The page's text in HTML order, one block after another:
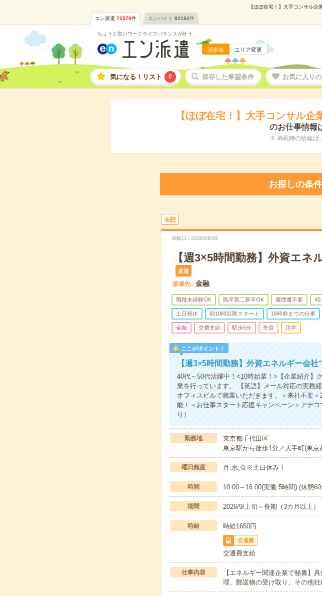
【ほぼ在宅！】大手コンサル
エン派遣 71570件 エンバイト 82182件
ちょうど良いワークライフバランスが叶う
関東版 エリア変更
気になる！リスト 0 保存した希望条件 お気に入り
【ほぼ在宅！】大手コンサル
のお仕事情報
※ 掲載時の情報は
お探しの条
未読
掲載日 2026/08/09
【週3×5時間勤務】外資エネ
派遣
派遣先 金融
職種未経験OK 既卒第二新卒OK 履歴書不要 40
土日祝休 朝10時以降スタート 16時前までの仕事
金融 交費支給 駅歩5分 外資 語学
ここがポイント！
【週3×5時間勤務】外資エネルギー会社
40代～50代活躍中！<10時始業！>【企業紹介】
業を行っています。 【英語】メール対応の実務
オフィスビルで就業いただきます。＜来社不要
能！＜お仕事スタート応援キャンペーン＞アデ
り）
勤務地
東京都千代田区
東京駅から徒歩1分／大手町(東
曜日頻度 月,水,金※土日休み！
時間 10:00～16:00(実働:5時間) (休憩
期間 2026/9/上旬～長期（3カ月以上
時給 時給1650円
交通費
交通費支給
仕事内容
【エネルギー関連企業で秘書】
理、郵送物の受け取り、その他